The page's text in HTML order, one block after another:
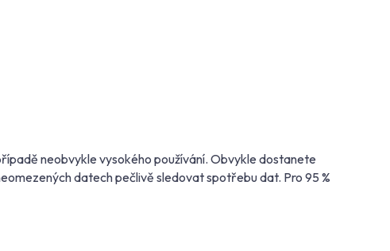
neobvykle vysokého používání. Obvykle dostanete
datech pečlivě sledovat spotřebu dat. Pro 95 %